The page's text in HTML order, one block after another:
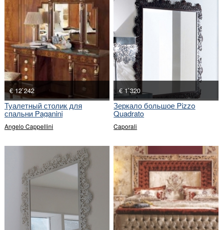
€ 12`242
Туалетный столик для
спальни Paganini
Angelo Cappellini
€ 1`320
Зеркало большое Pizzo
Quadrato
Caporali